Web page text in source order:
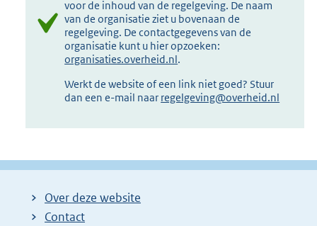
voor de inhoud van de regelgeving. De naam
van de organisatie ziet u bovenaan de
regelgeving. De contactgegevens van de
organisatie kunt u hier opzoeken:
organisaties.overheid.nl.
Werkt de website of een link niet goed? Stuur
dan een e-mail naar regelgeving@overheid.nl
Over deze website
Contact